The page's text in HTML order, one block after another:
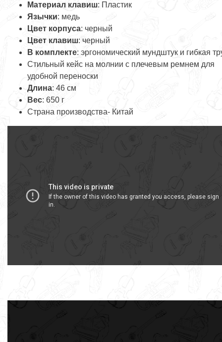
Материал клавиш: Пластик
Язычки: медь
Цвет корпуса: черный
Цвет клавиш: черный
В комплекте: эргономический мундштук и гибкая
Стильный кейс на молнии с плечевым ремнем для
удобной переноски
Длина: 46 см
Вес: 650 г
Страна производства- Китай